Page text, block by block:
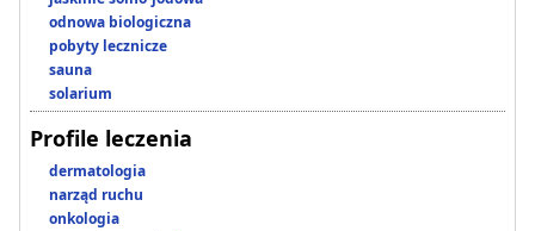
odnowa biologiczna
pobyty lecznicze
sauna
solarium
Profile leczenia
dermatologia
narząd ruchu
onkologia